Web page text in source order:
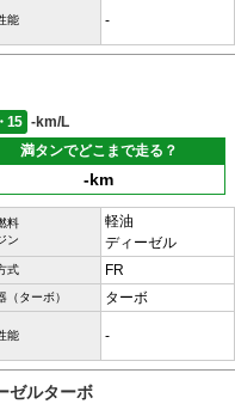
能 -
15
-km/L
満タンでどこまで走る？
-km
料
ン
軽油
ディーゼル
式 FR
（ターボ） ターボ
能 -
ゼルターボ